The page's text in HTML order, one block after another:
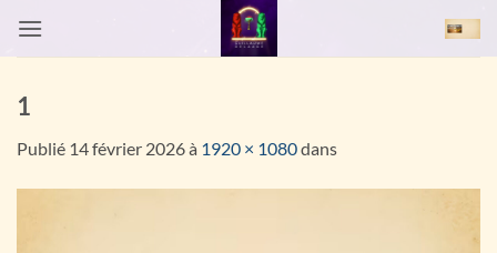
1
Publié 14 février 2026à 1920 × 1080dans